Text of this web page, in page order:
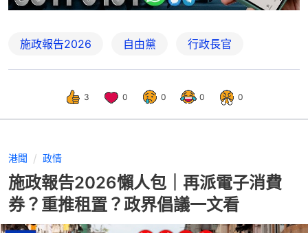
施政報告2026 自由黨 行政長官
3 0 0 0 0
港聞 政情
施政報告2026懶人包｜再派電子消費
券？重推租置？政界倡議一文看